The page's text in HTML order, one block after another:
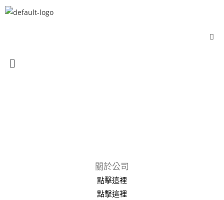
關於公司
點擊這裡
點擊這裡